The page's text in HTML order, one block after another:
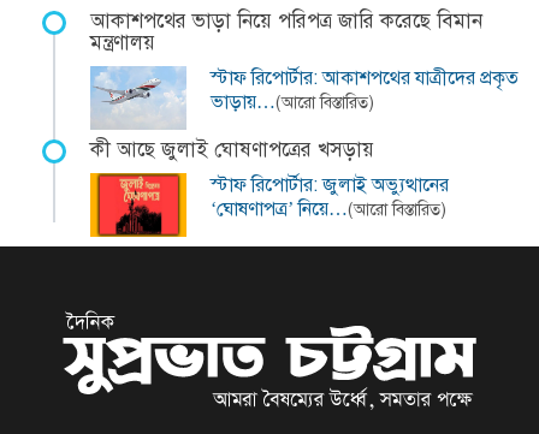
আকাশপথের ভাড়া নিয়ে পরিপত্র জারি করেছে বিমান
মন্ত্রণালয়
স্টাফ রিপোর্টার: আকাশপথের যাত্রীদের প্রকৃত
ভাড়ায়…(আরো বিস্তারিত)
কী আছে জুলাই ঘোষণাপত্রের খসড়ায়
স্টাফ রিপোর্টার: জুলাই অভ্যুত্থানের
‘ঘোষণাপত্র’ নিয়ে…(আরো বিস্তারিত)